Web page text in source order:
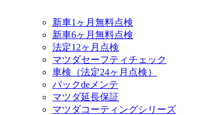
新車1ヶ月無料点検
新車6ヶ月無料点検
法定12ヶ月点検
マツダセーフティチェック
車検（法定24ヶ月点検）
パックdeメンテ
マツダ延長保証
マツダコーティングシリーズ